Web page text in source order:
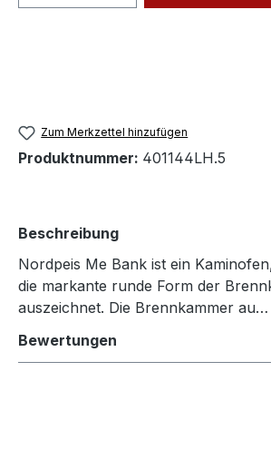
Zum Merkzettel hinzufügen
Produktnummer: 401144LH.5
Beschreibung
Nordpeis Me Bank ist ein
die markante runde Form der
auszeichnet. Die Brennkammer au…
Bewertungen